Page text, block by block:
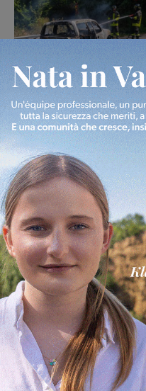
Loro, auto in fiamme in
località Trevane: brucia
anche la vegetazione.
Intervento di Vigili del
fuoco e volontari
antincendio
Cronaca 7 Agosto 2026
Aquila Montevarchi e
Terranova Traiana
contro nel primo turno
di Coppa Italia
Calcio 7 Agosto 2026
Ultime Calcio